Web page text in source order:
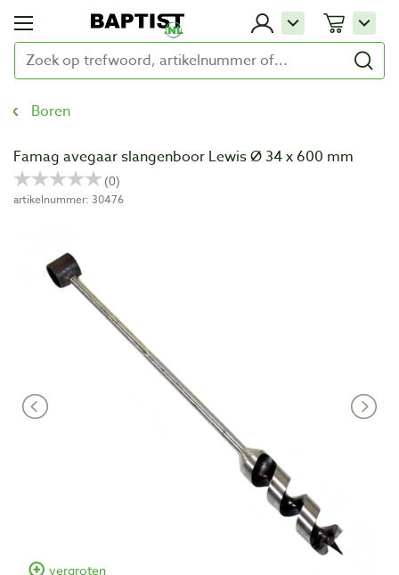
Boren
Famag avegaar slangenboor Lewis Ø 34 x 600 mm
artikelnummer: 30476
vergroten